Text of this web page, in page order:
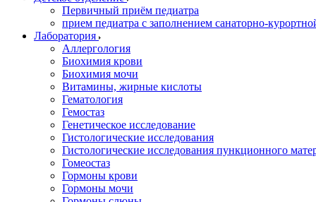
Первичный приём педиатра
прием педиатра с заполнением санаторно-
Лаборатория
Аллергология
Биохимия крови
Биохимия мочи
Витамины, жирные кислоты
Гематология
Гемостаз
Генетическое исследование
Гистологические исследования
Гистологические исследования пункционного
Гомеостаз
Гормоны крови
Гормоны мочи